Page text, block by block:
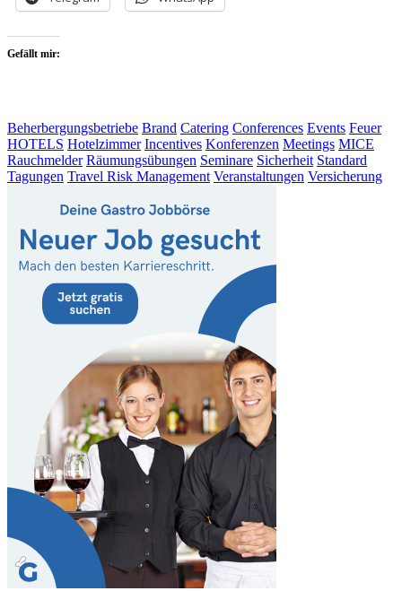
Gefällt mir:
Beherbergungsbetriebe Brand Catering Conferences Events Feuer
HOTELS Hotelzimmer Incentives Konferenzen Meetings MICE
Rauchmelder Räumungsübungen Seminare Sicherheit Standard
Tagungen Travel Risk Management Veranstaltungen Versicherung